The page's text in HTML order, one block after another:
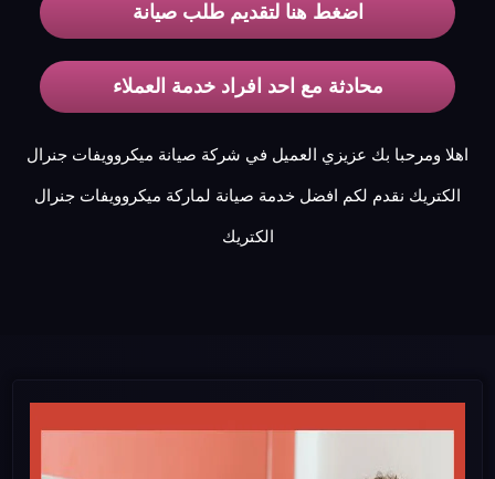
اضغط هنا لتقديم طلب صيانة
محادثة مع احد افراد خدمة العملاء
اهلا ومرحبا بك عزيزي العميل في شركة صيانة ميكروويفات جنرال
الكتريك نقدم لكم افضل خدمة صيانة لماركة ميكروويفات جنرال
الكتريك